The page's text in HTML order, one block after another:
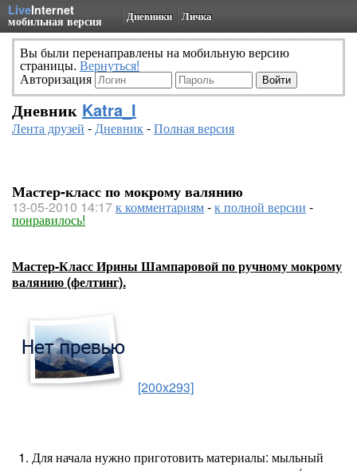
LiveInternet
мобильная версия Дневники Личка
Вы были перенаправлены на мобильную версию
страницы. Вернуться!
Авторизация
Дневник Katra_I
Лента друзей -Дневник-Полная версия
Мастер-класс по мокрому валянию
13-05-2010 14:17к комментариям-к полной версии -
понравилось!
Мастер-Класс Ирины Шампаровой по ручному мокрому
валянию (фелтинг).
[200x293]
1. Для начала нужно приготовить материалы: мыльный